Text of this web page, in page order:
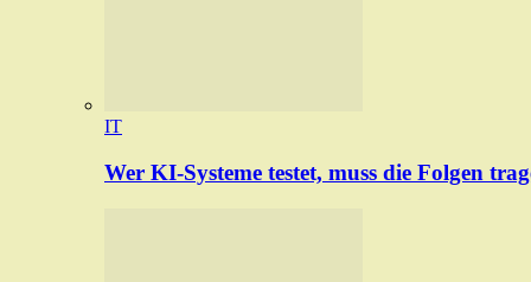
IT
Wer KI-Systeme testet, muss die Folgen